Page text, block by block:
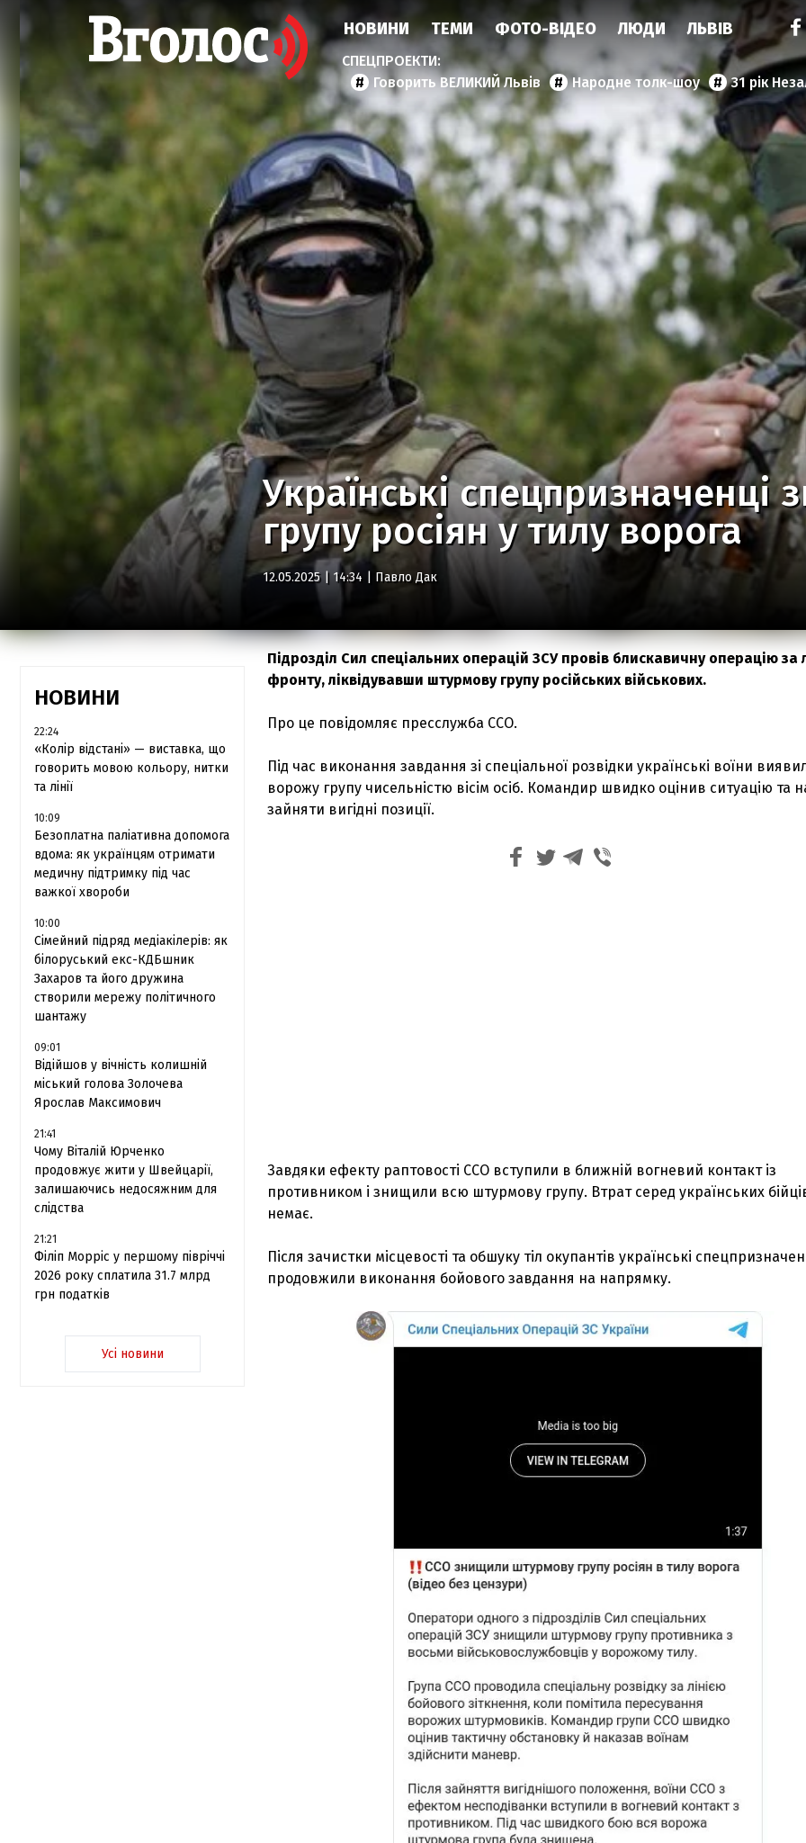
НОВИНИ ТЕМИ ФОТО-ВІДЕО ЛЮДИ ЛЬВІВ
Говорить ВЕЛИКИЙ Львів Народне толк-шоу 31 рік
Українські
групу росіян у тилу ворога
12.05.2025 | 14:34 | Павло Дак
НОВИНИ
22:24
«Колір відстані» — виставка, що
говорить мовою кольору, нитки
та лінії
10:09
Безоплатна паліативна допомога
вдома: як українцям отримати
медичну підтримку під час
важкої хвороби
10:00
Сімейний підряд медіакілерів: як
білоруський екс-КДБшник
Захаров та його дружина
створили мережу політичного
шантажу
09:01
Відійшов у вічність колишній
міський голова Золочева
Ярослав Максимович
21:41
Чому Віталій Юрченко
продовжує жити у Швейцарії,
залишаючись недосяжним для
слідства
21:21
Філіп Морріс у першому півріччі
2026 року сплатила 31.7 млрд
грн податків
Усі новини
Підрозділ Сил спеціальних операцій ЗСУ провів блискавичну операцію за
фронту, ліквідувавши штурмову групу російських військових.
Про це повідомляє пресслужба ССО.
Під час виконання завдання зі спеціальної розвідки українські воїни
ворожу групу чисельністю вісім осіб. Командир швидко оцінив ситуацію та
зайняти вигідні позиції.
Завдяки ефекту раптовості ССО вступили в ближній вогневий контакт із
противником і знищили всю штурмову групу. Втрат серед українських
немає.
Після зачистки місцевості та обшуку тіл окупантів українські
продовжили виконання бойового завдання на напрямку.